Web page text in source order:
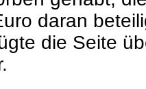
daran
die Seite